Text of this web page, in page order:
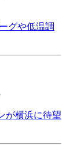
グや低温調
が横浜に待望